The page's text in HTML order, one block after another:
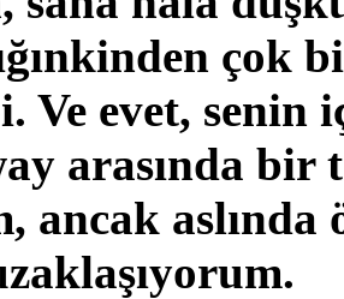
çok
Ve evet,
arasında bir
ancak aslında